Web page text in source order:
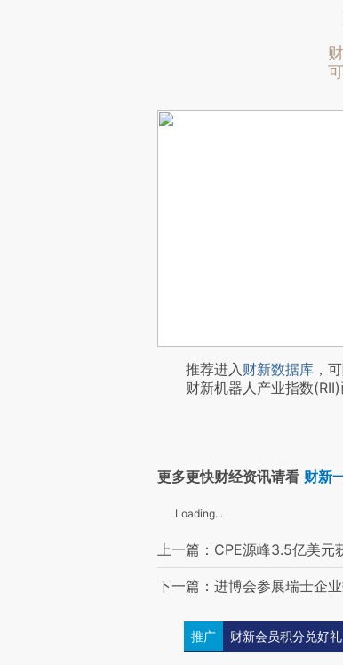
推荐进入财新数据库 ，
财新机器人产业指数(RII)
更多更快财经资讯请看 财新
Loading...
上一篇：CPE源峰3.5亿美
下一篇：进博会参展瑞士企
推广 财新会员积分兑好礼